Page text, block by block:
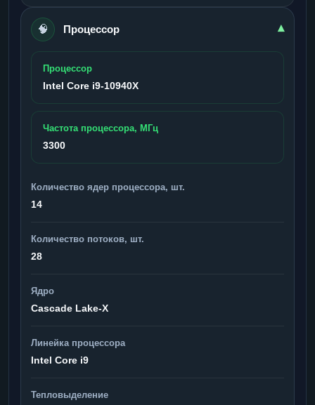
🧠 Процессор ▾
Процессор
Intel Core i9-10940X
Частота процессора, МГц
3300
Количество ядер процессора, шт.
14
Количество потоков, шт.
28
Ядро
Cascade Lake-X
Линейка процессора
Intel Core i9
Тепловыделение